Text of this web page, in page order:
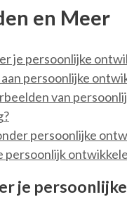
en Meer
je persoonlijke
persoonlijke
van
persoonlijke
persoonlijk
je persoonlijke